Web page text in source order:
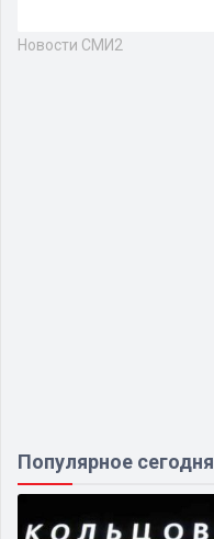
Новости СМИ2
Популярное сегодня